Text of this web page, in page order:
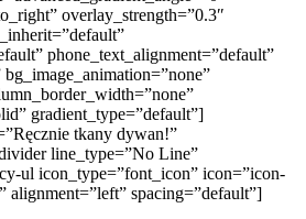
overlay_strength=”0.3″
phone_text_alignment=”default”
gradient_type=”default”]
tkany dywan!”
line_type=”No Line”
ul icon_type=”font_icon” icon=”icon-
alignment=”left” spacing=”default”]